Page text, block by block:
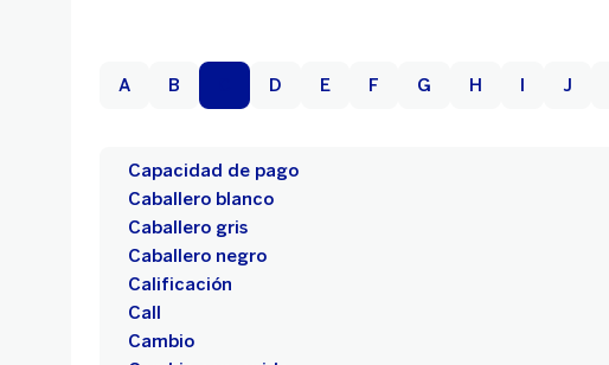
A B D E F G H I J
Capacidad de pago
Caballero blanco
Caballero gris
Caballero negro
Calificación
Call
Cambio